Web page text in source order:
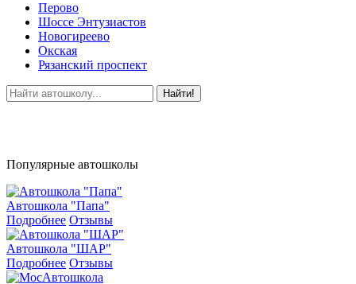
Перово
Шоссе Энтузиастов
Новогиреево
Окская
Рязанский проспект
Найти!
Популярные автошколы
Автошкола "Папа"
Подробнее Отзывы
Автошкола "ШАР"
Подробнее Отзывы